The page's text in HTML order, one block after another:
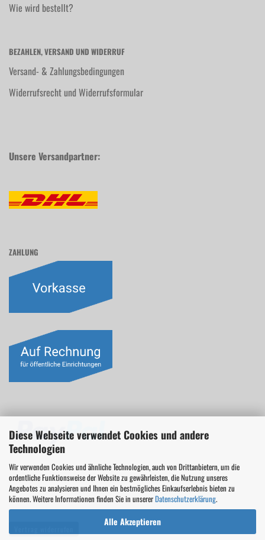
Diese Webseite verwendet Cookies und andere
Technologien
Wir verwenden Cookies und ähnliche Technologien, auch von Drittanbietern, um die
ordentliche Funktionsweise der Website zu gewährleisten, die Nutzung unseres
Angebotes zu analysieren und Ihnen ein bestmögliches Einkaufserlebnis bieten zu
können. Weitere Informationen finden Sie in unsererDatenschutzerklärung.
Alle Akzeptieren
Wie wird bestellt?
BEZAHLEN, VERSAND UND WIDERRUF
Versand- & Zahlungsbedingungen
Widerrufsrecht und Widerrufsformular
Unsere Versandpartner:
ZAHLUNG